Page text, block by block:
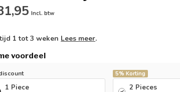
Incl. btw
1 tot 3 weken Lees meer.
voordeel
1 Piece
5% Korting
2 Pieces